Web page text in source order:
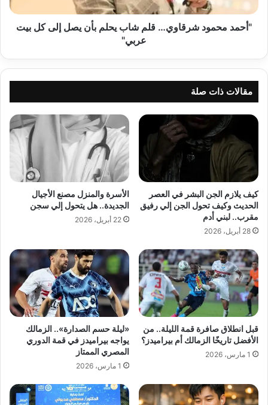
إلى
كل"أحمد محمود شرقاوي… قلم شاب يحلم بأن يصل إلى كل بيت
عربي"
مقالات ذات صلة
كيف يلازم الجن البشر في العصر
الحديث وكيف تحول الجن إلي رفيق
مقرب.. لبني أدم
28 أبريل، 2026
الأسرة والمنزل مصنع الأجيال
الجديدة.. هل يتحول إلي سجن
22 أبريل، 2026
قبل انطلاق صافرة قمة الليلة.. من
الأفضل تاريخًا الزمالك أم بيراميدز؟
1 مارس، 2026
«ليلة حسم الصدارة».. الزمالك
يواجه بيراميدز في قمة الدوري
المصري الممتاز
1 مارس، 2026